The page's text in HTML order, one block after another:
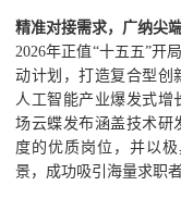
精准对接需求，广纳尖
2026年正值“十五五”开
动计划，打造复合型创
人工智能产业爆发式增
场云蝶发布涵盖技术研
度的优质岗位，并以
景，成功吸引海量求职